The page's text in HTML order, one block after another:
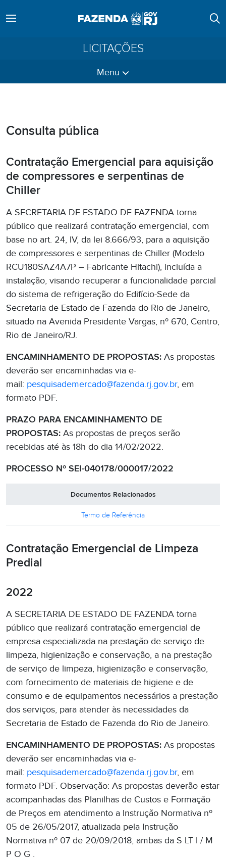
LICITAÇÕES
Menu
Consulta pública
Contratação Emergencial para aquisição
de compressores e serpentinas de
Chiller
A SECRETARIA DE ESTADO DE FAZENDA torna
público que realizará contratação emergencial, com
base no art. 24, IV, da lei 8.666/93, para a aquisição
de compressores e serpentinas de Chiller (Modelo
RCU180SAZ4A7P – Fabricante Hitachi), incluída a
instalação, visando recuperar a funcionalidade parcial
do sistema de refrigeração do Edifício-Sede da
Secretaria de Estado de Fazenda do Rio de Janeiro,
situado na Avenida Presidente Vargas, nº 670, Centro,
Rio de Janeiro/RJ.
ENCAMINHAMENTO DE PROPOSTAS: As propostas
deverão ser encaminhadas via e-
mail: pesquisademercado@fazenda.rj.gov.br, em
formato PDF.
PRAZO PARA ENCAMINHAMENTO DE
PROPOSTAS: As propostas de preços serão
recebidas até às 18h do dia 14/02/2022.
PROCESSO Nº SEI-040178/000017/2022
Documentos Relacionados
Termo de Referência
Contratação Emergencial de Limpeza
Predial
2022
A SECRETARIA DE ESTADO DE FAZENDA torna
público que realizará contratação emergencial de
empresa especializada na prestação de serviço de
limpeza, higienização e conservação, a na prestação
de serviço de limpeza, higienização e conservação,
com fornecimento de materiais de higiene e de
consumo e de equipamentos necessários a prestação
dos serviços, para atender às necessidades da
Secretaria de Estado de Fazenda do Rio de Janeiro.
ENCAMINHAMENTO DE PROPOSTAS: As propostas
deverão ser encaminhadas via e-
mail: pesquisademercado@fazenda.rj.gov.br, em
formato PDF. Observação: As propostas deverão estar
acompanhadas das Planilhas de Custos e Formação
de Preços em atendimento a Instrução Normativa nº
05 de 26/05/2017, atualizada pela Instrução
Normativa nº 07 de 20/09/2018, ambas da S LT I / M
P O G .